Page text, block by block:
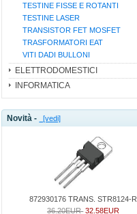
TESTINE FISSE E ROTANTI
TESTINE LASER
TRANSISTOR FET MOSFET
TRASFORMATORI EAT
VITI DADI BULLONI
ELETTRODOMESTICI
INFORMATICA
Novità - [vedi]
872930176 TRANS. STR8124-R
36.20EUR 32.58EUR